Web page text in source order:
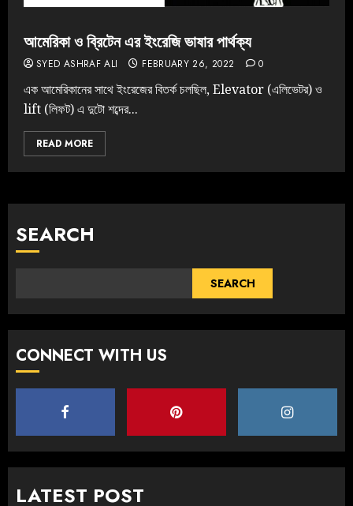
আমেরিকা ও ব্রিটেন এর ইংরেজি ভাষার পার্থক্য
SYED ASHRAF ALI FEBRUARY 26, 2022 0
এক আমেরিকানের সাথে ইংরেজের বিতর্ক চলছিল, Elevator (এলিভেটর) ও
lift (লিফট) এ দুটো শব্দের...
READ MORE
SEARCH
SEARCH
CONNECT WITH US
LATEST POST